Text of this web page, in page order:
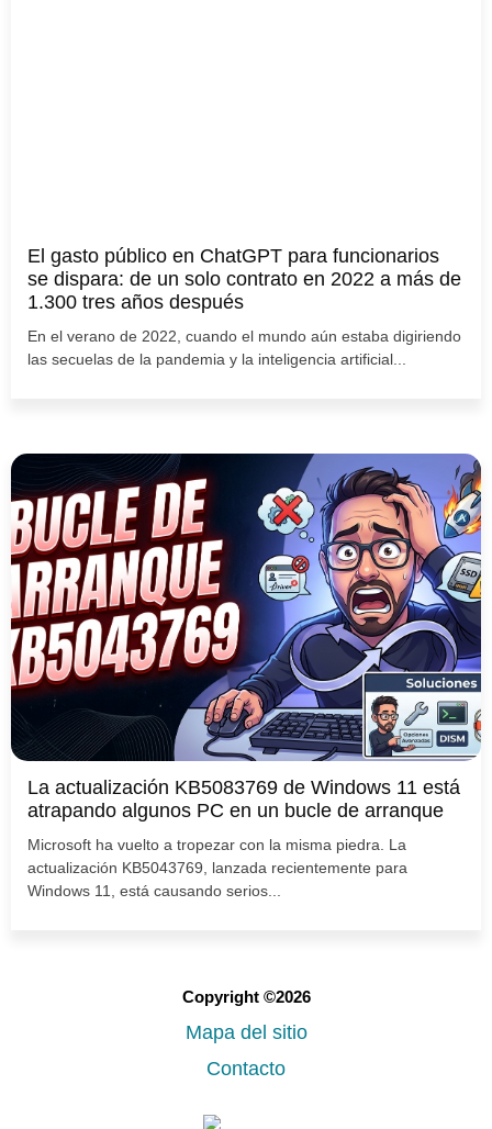
El gasto público en ChatGPT para funcionarios
se dispara: de un solo contrato en 2022 a más de
1.300 tres años después
En el verano de 2022, cuando el mundo aún estaba digiriendo
las secuelas de la pandemia y la inteligencia artificial...
La actualización KB5083769 de Windows 11 está
atrapando algunos PC en un bucle de arranque
Microsoft ha vuelto a tropezar con la misma piedra. La
actualización KB5043769, lanzada recientemente para
Windows 11, está causando serios...
Copyright ©2026
Mapa del sitio
Contacto